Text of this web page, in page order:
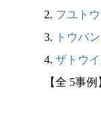
2. フユト
3.
トウバ
4. ザトウ
【全 5事例